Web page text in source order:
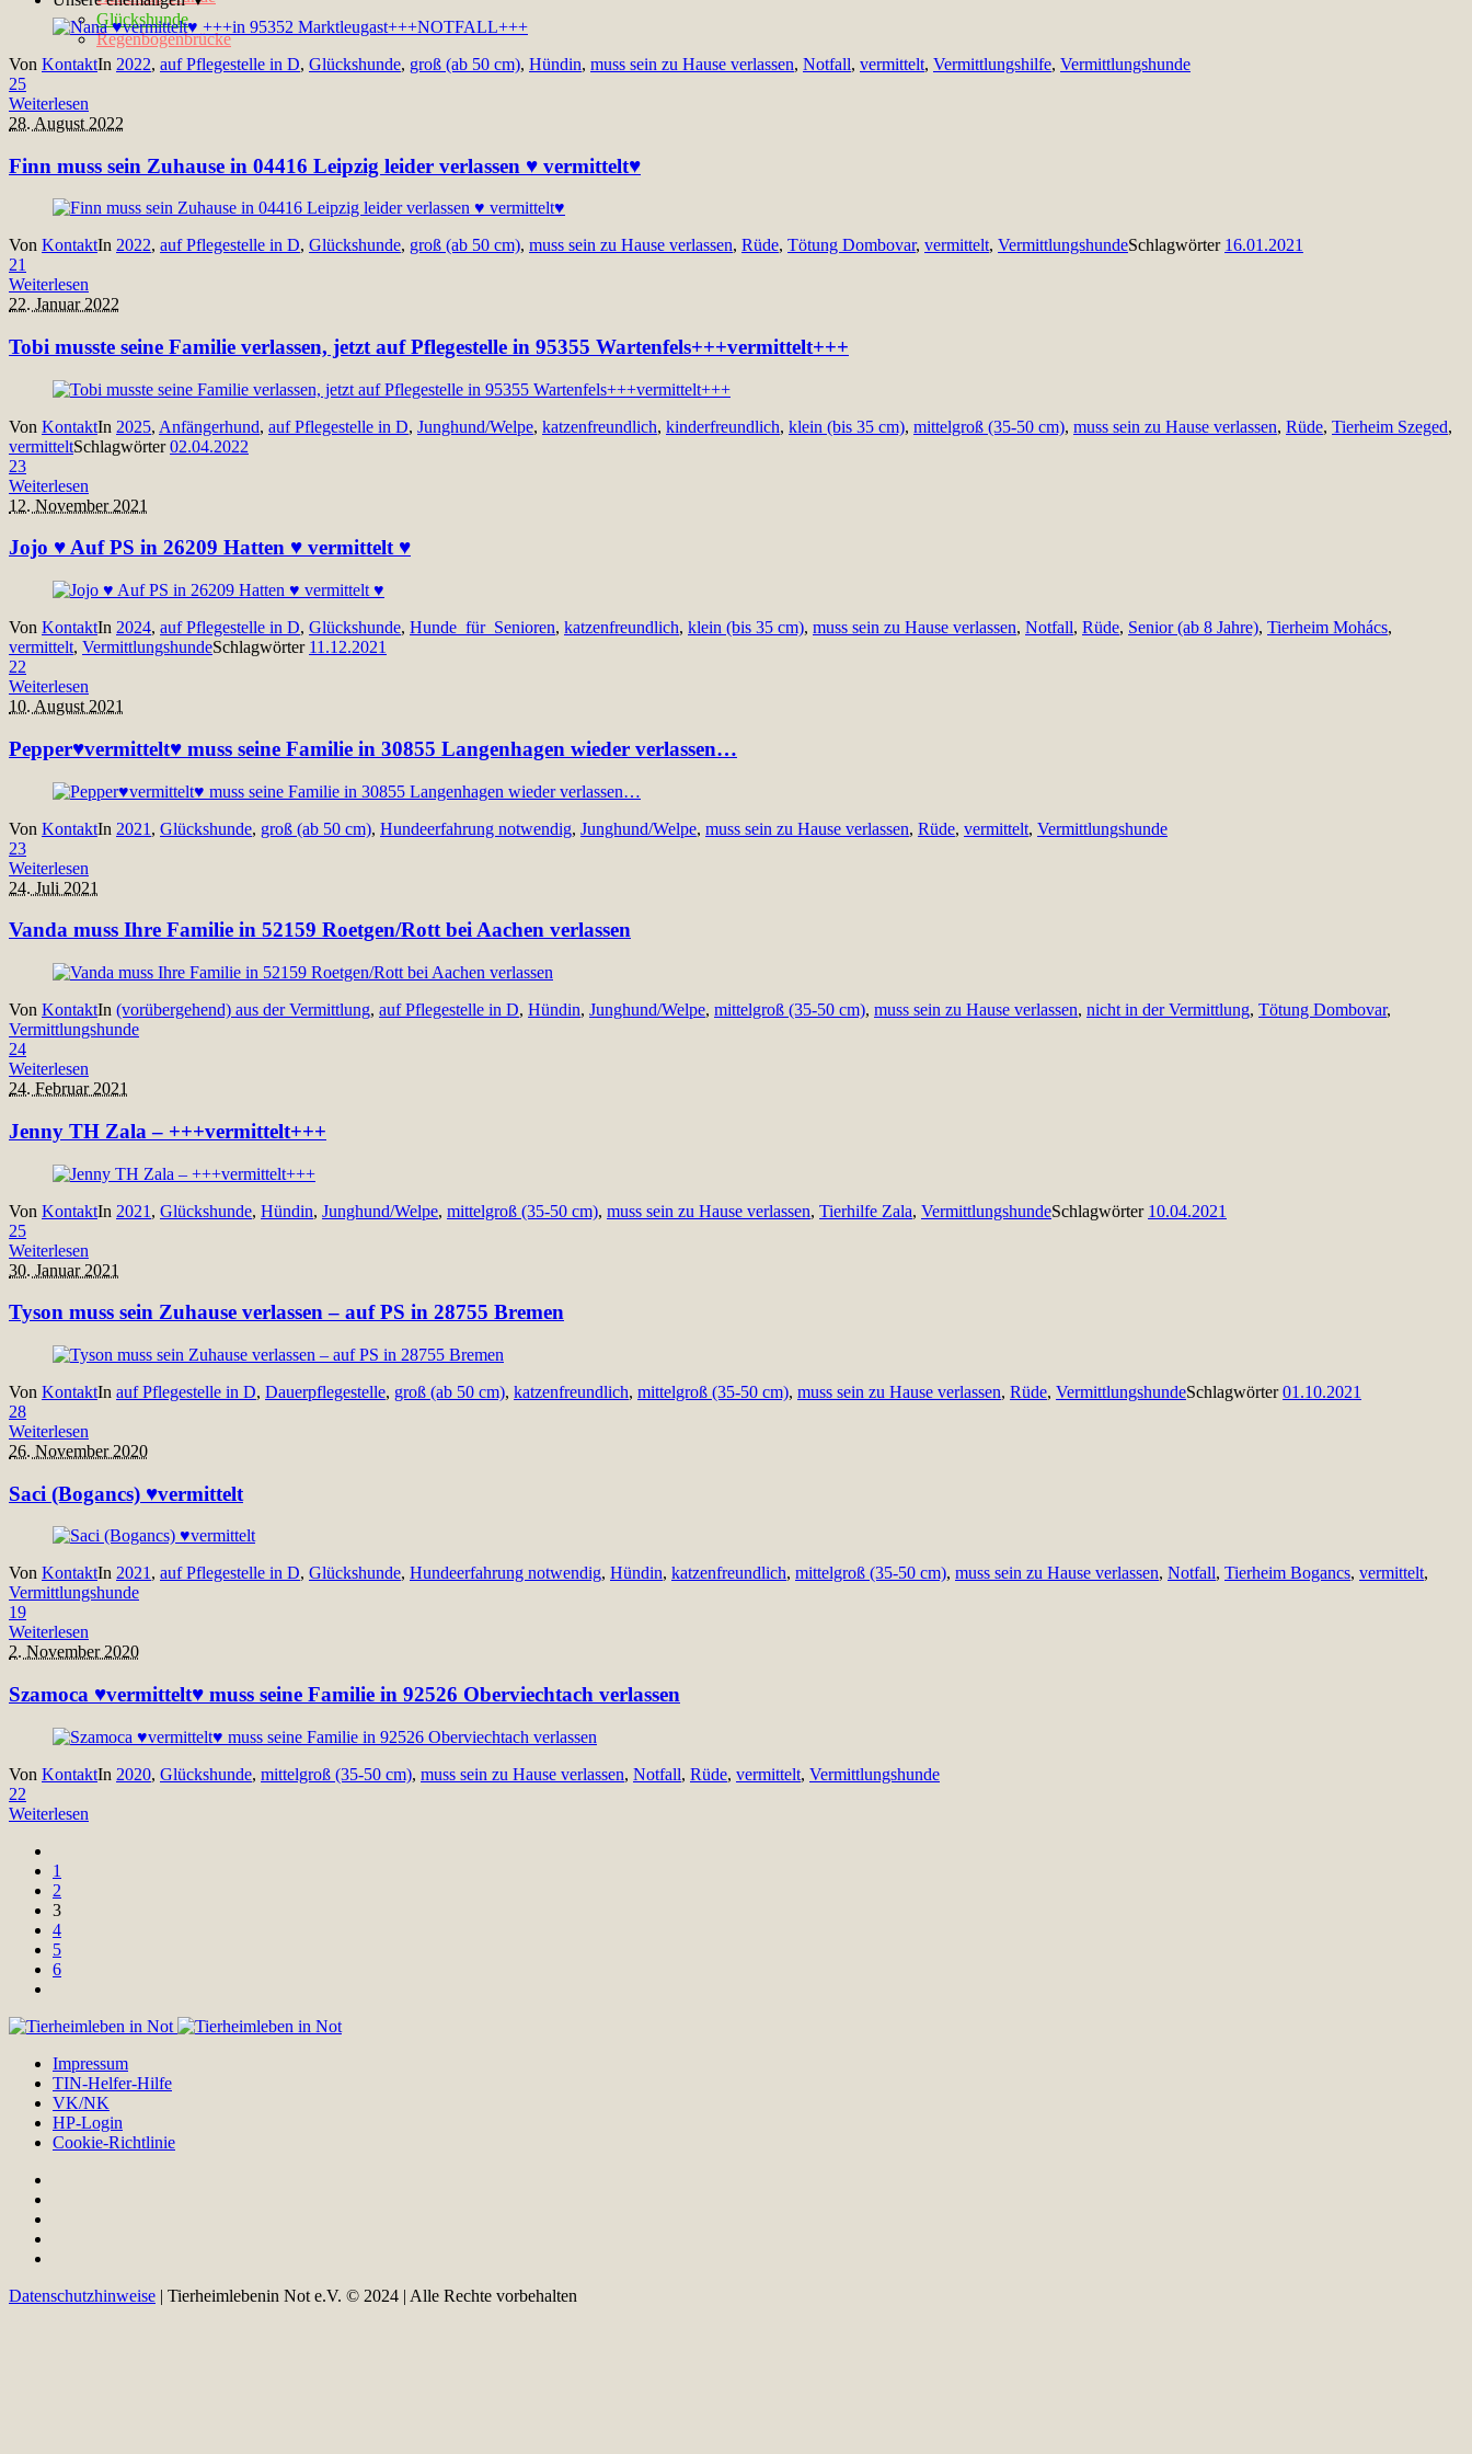
Glückshunde
Regenbogenbrücke
Von KontaktIn 2022, auf Pflegestelle in D, Glückshunde, groß (ab 50 cm), Hündin, muss sein zu Hause verlassen, Notfall, vermittelt, Vermittlungshilfe, Vermittlungshunde
25
Weiterlesen
28. August 2022
Finn muss sein Zuhause in 04416 Leipzig leider verlassen ♥ vermittelt♥
Von KontaktIn 2022, auf Pflegestelle in D, Glückshunde, groß (ab 50 cm), muss sein zu Hause verlassen, Rüde, Tötung Dombovar, vermittelt, VermittlungshundeSchlagwörter 16.01.2021
21
Weiterlesen
22. Januar 2022
Tobi musste seine Familie verlassen, jetzt auf Pflegestelle in 95355 Wartenfels+++vermittelt+++
Von KontaktIn 2025, Anfängerhund, auf Pflegestelle in D, Junghund/Welpe, katzenfreundlich, kinderfreundlich, klein (bis 35 cm), mittelgroß (35-50 cm), muss sein zu Hause verlassen, Rüde, Tierheim Szeged,
vermitteltSchlagwörter02.04.2022
23
Weiterlesen
12. November 2021
Jojo ♥ Auf PS in 26209 Hatten ♥ vermittelt ♥
Von KontaktIn 2024, auf Pflegestelle in D, Glückshunde, Hunde_für_Senioren, katzenfreundlich, klein (bis 35 cm), muss sein zu Hause verlassen, Notfall, Rüde, Senior (ab 8 Jahre), Tierheim Mohács,
vermittelt, VermittlungshundeSchlagwörter 11.12.2021
22
Weiterlesen
10. August 2021
Pepper♥vermittelt♥ muss seine Familie in 30855 Langenhagen wieder verlassen…
Von KontaktIn 2021 , Glückshunde, groß (ab 50 cm), Hundeerfahrung notwendig, Junghund/Welpe, muss sein zu Hause verlassen, Rüde, vermittelt, Vermittlungshunde
23
Weiterlesen
24. Juli 2021
Vanda muss Ihre Familie in 52159 Roetgen/Rott bei Aachen verlassen
Von KontaktIn (vorübergehend) aus der Vermittlung, auf Pflegestelle in D, Hündin, Junghund/Welpe, mittelgroß (35-50 cm), muss sein zu Hause verlassen, nicht in der Vermittlung, Tötung Dombovar,
Vermittlungshunde
24
Weiterlesen
24. Februar 2021
Jenny TH Zala – +++vermittelt+++
Von KontaktIn 2021 , Glückshunde, Hündin, Junghund/Welpe, mittelgroß (35-50 cm), muss sein zu Hause verlassen, Tierhilfe Zala, VermittlungshundeSchlagwörter 10.04.2021
25
Weiterlesen
30. Januar 2021
Tyson muss sein Zuhause verlassen – auf PS in 28755 Bremen
Von KontaktIn auf Pflegestelle in D, Dauerpflegestelle, groß (ab 50 cm), katzenfreundlich, mittelgroß (35-50 cm), muss sein zu Hause verlassen, Rüde, VermittlungshundeSchlagwörter01.10.2021
28
Weiterlesen
26. November 2020
Saci (Bogancs) ♥vermittelt
Von KontaktIn 2021 , auf Pflegestelle in D, Glückshunde, Hundeerfahrung notwendig, Hündin, katzenfreundlich, mittelgroß (35-50 cm), muss sein zu Hause verlassen, Notfall, Tierheim Bogancs, vermittelt,
Vermittlungshunde
19
Weiterlesen
2. November 2020
Szamoca ♥vermittelt♥ muss seine Familie in 92526 Oberviechtach verlassen
Von KontaktIn 2020, Glückshunde, mittelgroß (35-50 cm), muss sein zu Hause verlassen, Notfall, Rüde, vermittelt, Vermittlungshunde
22
Weiterlesen
1
2
3
4
5
6
Impressum
TIN-Helfer-Hilfe
VK/NK
HP-Login
Cookie-Richtlinie
Datenschutzhinweise | Tierheimlebenin Not e.V. © 2024 | Alle Rechte vorbehalten